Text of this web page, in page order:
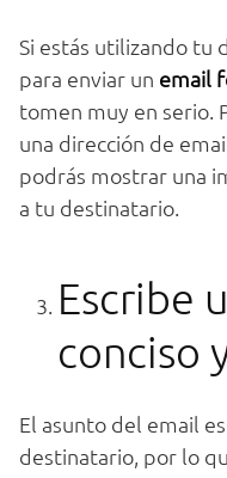
Si estás utilizando tu
para enviar un email
tomen muy en serio.
una dirección de
podrás mostrar una
a tu destinatario.
Escribe
conciso
El asunto del email
destinatario, por lo